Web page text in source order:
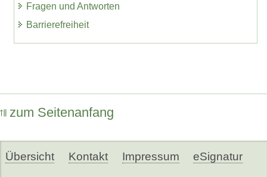
Fragen und Antworten
Barrierefreiheit
zum Seitenanfang
Übersicht Kontakt Impressum eSignatur